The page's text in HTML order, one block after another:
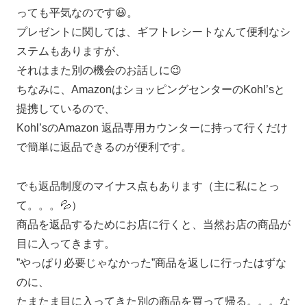
っても平気なのです😃。
プレゼントに関しては、ギフトレシートなんて便利なシ
ステムもありますが、
それはまた別の機会のお話しに😉
ちなみに、AmazonはショッピングセンターのKohl’sと
提携しているので、
Kohl’sのAmazon 返品専用カウンターに持って行くだけ
で簡単に返品できるのが便利です。
でも返品制度のマイナス点もあります（主に私にとっ
て。。。💦）
商品を返品するためにお店に行くと、当然お店の商品が
目に入ってきます。
”やっぱり必要じゃなかった”商品を返しに行ったはずな
のに、
たまたま目に入ってきた別の商品を買って帰る。。。な